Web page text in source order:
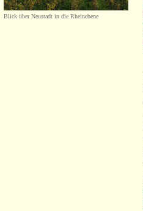
Blick über Neustadt in die Rheinebene